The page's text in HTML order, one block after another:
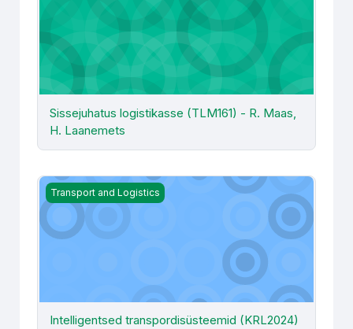
Sissejuhatus logistikasse (TLM161) - R. Maas,
H. Laanemets
Intelligentsed transpordisüsteemid (KRL2024) - R. Maas
Transport and Logistics
Intelligentsed transpordisüsteemid (KRL2024)